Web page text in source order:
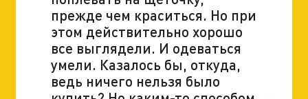
прежде чем краситься. Но при
этом действительно хорошо
все выглядели. И одеваться
умели. Казалось бы, откуда,
ведь ничего нельзя было